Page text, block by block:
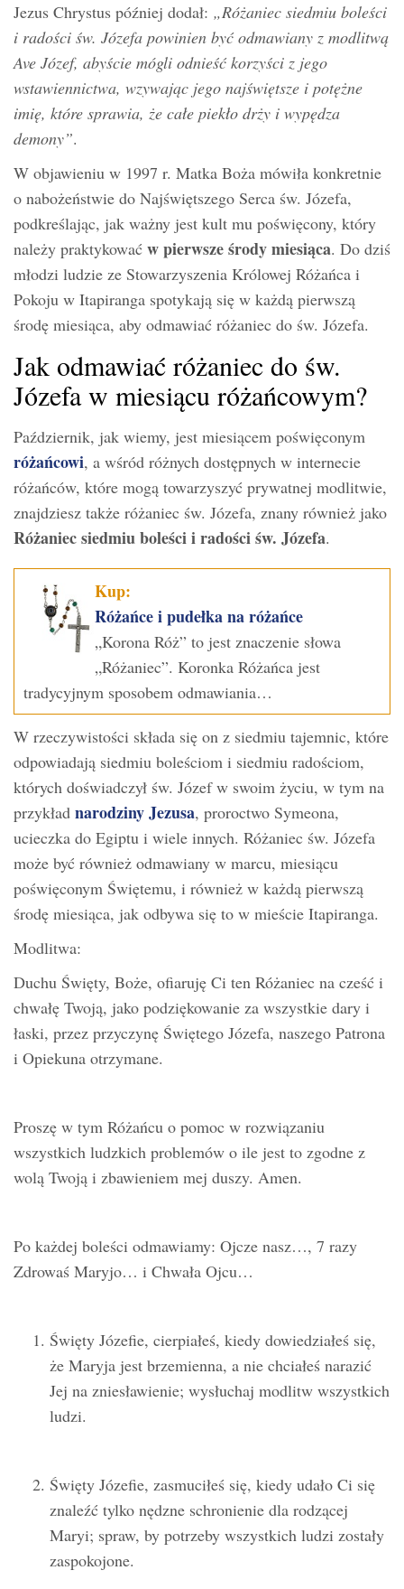
Jezus Chrystus później dodał: „Różaniec siedmiu boleści
i radości św. Józefa powinien być odmawiany z modlitwą
Ave Józef, abyście mógli odnieść korzyści z jego
wstawiennictwa, wzywając jego najświętsze i potężne
imię, które sprawia, że całe piekło drży i wypędza
demony”.
W objawieniu w 1997 r. Matka Boża mówiła konkretnie
o nabożeństwie do Najświętszego Serca św. Józefa,
podkreślając, jak ważny jest kult mu poświęcony, który
należy praktykować w pierwsze środy miesiąca. Do dziś
młodzi ludzie ze Stowarzyszenia Królowej Różańca i
Pokoju w Itapiranga spotykają się w każdą pierwszą
środę miesiąca, aby odmawiać różaniec do św. Józefa.
Jak odmawiać różaniec do św.
Józefa w miesiącu różańcowym?
Październik, jak wiemy, jest miesiącem poświęconym
różańcowi, a wśród różnych dostępnych w internecie
różańców, które mogą towarzyszyć prywatnej modlitwie,
znajdziesz także różaniec św. Józefa, znany również jako
Różaniec siedmiu boleści i radości św. Józefa.
Kup:
Różańce i pudełka na różańce
„Korona Róż” to jest znaczenie słowa
„Różaniec”. Koronka Różańca jest
tradycyjnym sposobem odmawiania…
W rzeczywistości składa się on z siedmiu tajemnic, które
odpowiadają siedmiu boleściom i siedmiu radościom,
których doświadczył św. Józef w swoim życiu, w tym na
przykład narodziny Jezusa, proroctwo Symeona,
ucieczka do Egiptu i wiele innych. Różaniec św. Józefa
może być również odmawiany w marcu, miesiącu
poświęconym Świętemu, i również w każdą pierwszą
środę miesiąca, jak odbywa się to w mieście Itapiranga.
Modlitwa:
Duchu Święty, Boże, ofiaruję Ci ten Różaniec na cześć i
chwałę Twoją, jako podziękowanie za wszystkie dary i
łaski, przez przyczynę Świętego Józefa, naszego Patrona
i Opiekuna otrzymane.
Proszę w tym Różańcu o pomoc w rozwiązaniu
wszystkich ludzkich problemów o ile jest to zgodne z
wolą Twoją i zbawieniem mej duszy. Amen.
Po każdej boleści odmawiamy: Ojcze nasz…, 7 razy
Zdrowaś Maryjo… i Chwała Ojcu…
Święty Józefie, cierpiałeś, kiedy dowiedziałeś się,
że Maryja jest brzemienna, a nie chciałeś narazić
Jej na zniesławienie; wysłuchaj modlitw wszystkich
ludzi.
Święty Józefie, zasmuciłeś się, kiedy udało Ci się
znaleźć tylko nędzne schronienie dla rodzącej
Maryi; spraw, by potrzeby wszystkich ludzi zostały
zaspokojone.